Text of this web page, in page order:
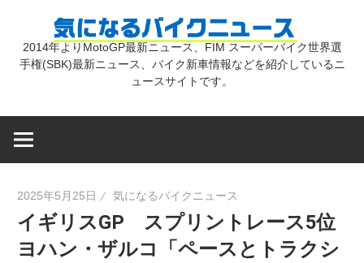
気
バ
2014年よりMotoGP最新ニュース、FIM スーパーバイク世界選
手権(SBK)最新ニュース、バイク新車情報などを紹介しているニ
ュースサイトです。
2025年5月25日 気になるバイクニュース
イギリスGP スプリントレース5位
ヨハン・ザルコ「ペースとトラクシ